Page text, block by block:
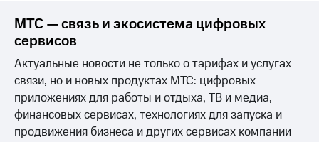
МТС — связь и экосистема цифровых
сервисов
Актуальные новости не только о тарифах и услугах
связи, но и новых продуктах МТС: цифровых
приложениях для работы и отдыха, ТВ и медиа,
финансовых сервисах, технологиях для запуска и
продвижения бизнеса и других сервисах компании